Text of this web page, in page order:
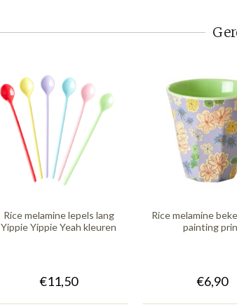
Rice melamine lepels lang
Yippie Yippie Yeah kleuren
€11,50
Rice melamine
painting
€6,90